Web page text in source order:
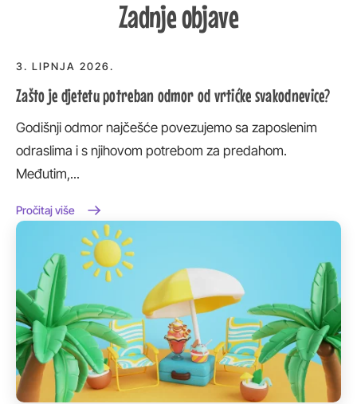
Zadnje objave
3. LIPNJA 2026.
Zašto je djetetu potreban odmor od vrtićke svakodnevice?
Godišnji odmor najčešće povezujemo sa zaposlenim
odraslima i s njihovom potrebom za predahom.
Međutim,...
Pročitaj više